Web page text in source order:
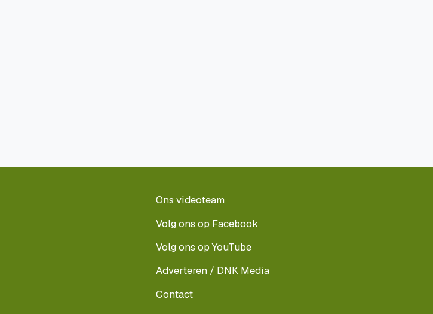
Ons videoteam
Volg ons op Facebook
Volg ons op YouTube
Adverteren / DNK Media
Contact